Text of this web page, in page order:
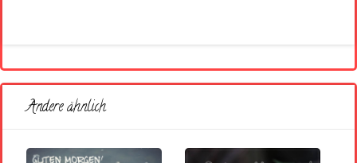
Andere ähnlich